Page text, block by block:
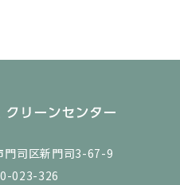
門司区新門司3-67-9
023-326